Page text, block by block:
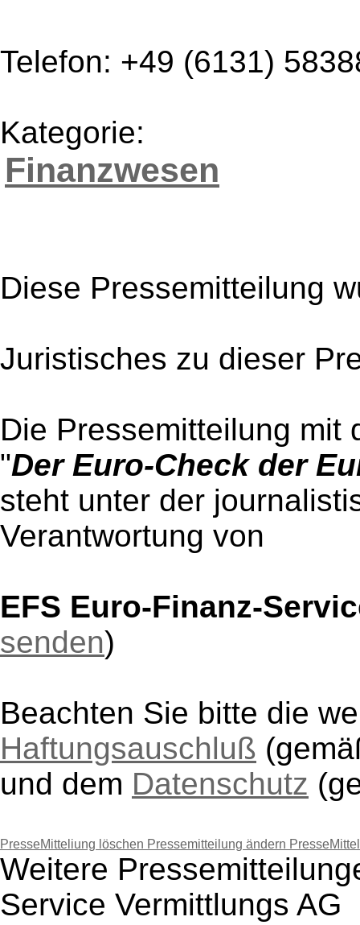
Telefon: +49 (6131)
Kategorie:
Finanzwesen
Diese Pressemitteilung
Juristisches zu dieser
Die Pressemitteilung mit
"Der Euro-Check der
steht unter der
Verantwortung von
EFS Euro-Finanz-
senden)
Beachten Sie bitte die
Haftungsauschluß
und dem Datenschutz
PresseMitteliung löschen Pressemitteilung ändern
Weitere
Service Vermittlungs AG